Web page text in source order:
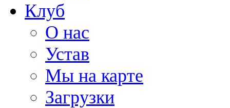
Клуб
О нас
Устав
Мы на карте
Загрузки